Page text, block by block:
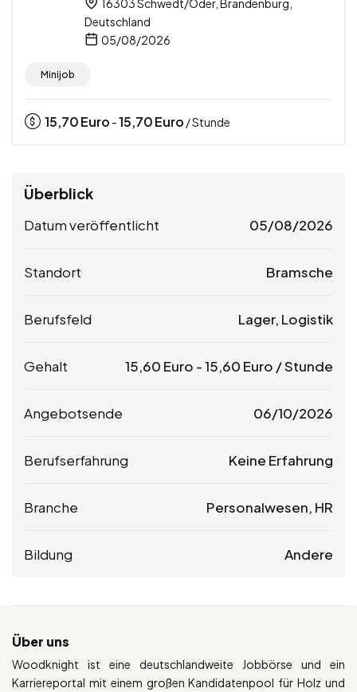
Deutschland
05/08/2026
Minijob
15,70Euro -15,70Euro / Stunde
Überblick
Datum veröffentlicht 05/08/2026
Standort Bramsche
Berufsfeld Lager, Logistik
Gehalt 15,60 Euro -15,60 Euro / Stunde
Angebotsende 06/10/2026
Berufserfahrung Keine Erfahrung
Branche Personalwesen, HR
Bildung Andere
Über uns
Woodknight ist eine deutschlandweite Jobbörse und ein
Karriereportal mit einem großen Kandidatenpool für Holz und